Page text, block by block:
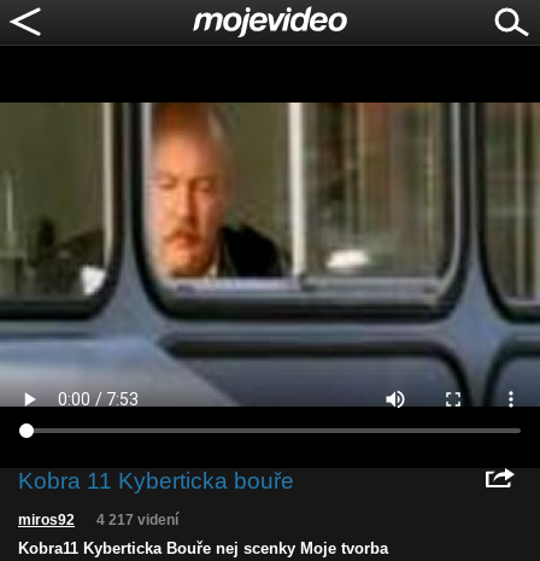
Kobra 11 Kyberticka bouře
miros92 4 217 videní
Kobra11 Kyberticka Bouře nej scenky Moje tvorba